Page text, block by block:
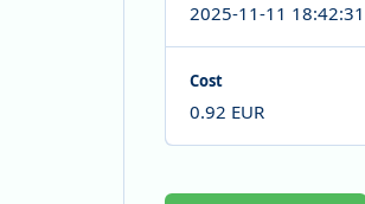
2025-11-11 18:42:31
Cost
0.92 EUR